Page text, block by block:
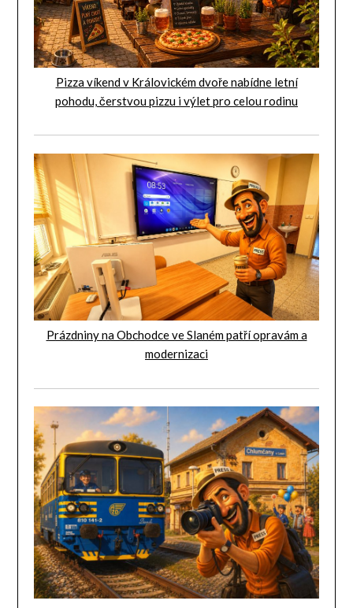
Pizza víkend v Královickém dvoře nabídne letní
pohodu, čerstvou pizzu i výlet pro celou rodinu
Prázdniny na Obchodce ve Slaném patří opravám a
modernizaci